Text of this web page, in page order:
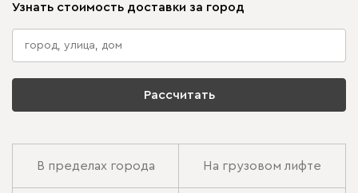
Узнать стоимость доставки за город
Рассчитать
В пределах города На грузовом лифте